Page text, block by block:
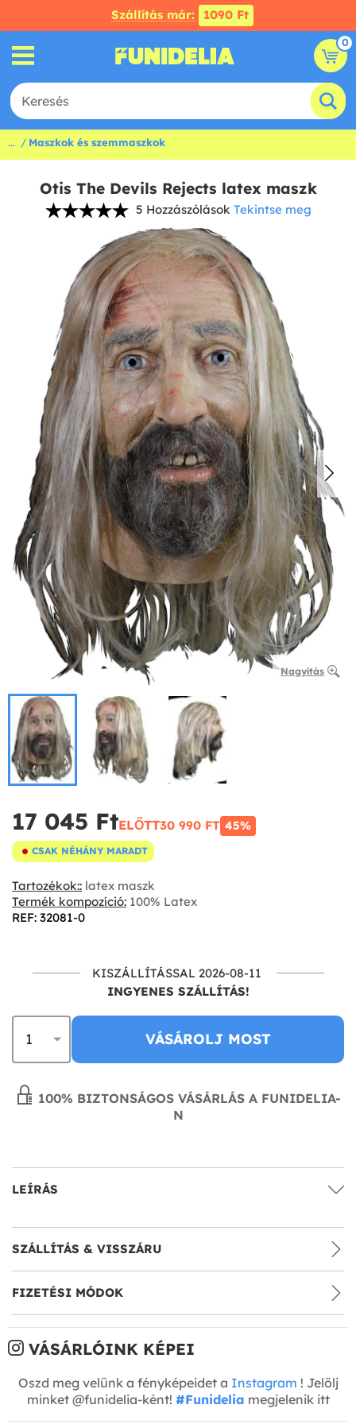
Szállítás már: 1090 Ft
0
... Maszkok és szemmaszkok
Otis The Devils Rejects latex maszk
5 Hozzászólások Tekintse meg
Nagyítás
17 045 Ft‎ELŐTT30 990 FT‎ 45%
CSAK NÉHÁNY MARADT
Tartozékok:: latex maszk
Termék kompozíció: 100% Latex
REF: 32081-0
KISZÁLLÍTÁSSAL 2026-08-11
INGYENES SZÁLLÍTÁS!
VÁSÁROLJ MOST
100% BIZTONSÁGOS VÁSÁRLÁS A FUNIDELIA-
N
LEÍRÁS
SZÁLLÍTÁS & VISSZÁRU
FIZETÉSI MÓDOK
VÁSÁRLÓINK KÉPEI
Oszd meg velünk a fényképeidet a Instagram ! Jelölj
minket @funidelia-ként! #Funidelia megjelenik itt